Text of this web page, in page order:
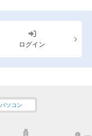
ログイン
パソコン